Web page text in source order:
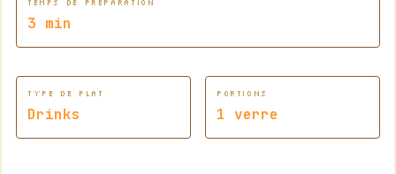
TEMPS DE PRÉPARATION
3 minutes
min
TYPE DE PLAT
Drinks
PORTIONS
1 verre